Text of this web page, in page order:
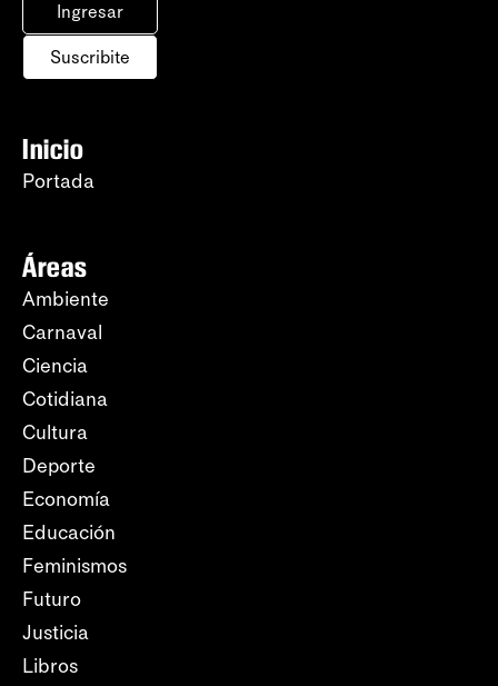
Ingresar
Suscribite
Inicio
Portada
Áreas
Ambiente
Carnaval
Ciencia
Cotidiana
Cultura
Deporte
Economía
Educación
Feminismos
Futuro
Justicia
Libros